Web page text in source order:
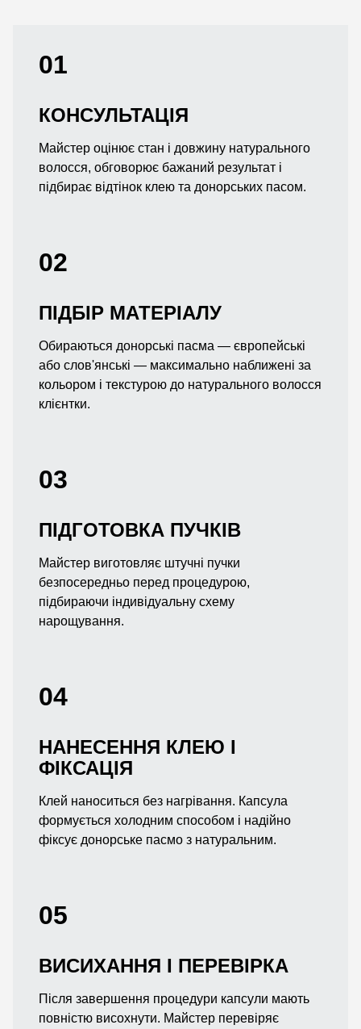
01
КОНСУЛЬТАЦІЯ
Майстер оцінює стан і довжину натурального
волосся, обговорює бажаний результат і
підбирає відтінок клею та донорських пасом.
02
ПІДБІР МАТЕРІАЛУ
Обираються донорські пасма — європейські
або слов'янські — максимально наближені за
кольором і текстурою до натурального волосся
клієнтки.
03
ПІДГОТОВКА ПУЧКІВ
Майстер виготовляє штучні пучки
безпосередньо перед процедурою,
підбираючи індивідуальну схему
нарощування.
04
НАНЕСЕННЯ КЛЕЮ І
ФІКСАЦІЯ
Клей наноситься без нагрівання. Капсула
формується холодним способом і надійно
фіксує донорське пасмо з натуральним.
05
ВИСИХАННЯ І ПЕРЕВІРКА
Після завершення процедури капсули мають
повністю висохнути. Майстер перевіряє